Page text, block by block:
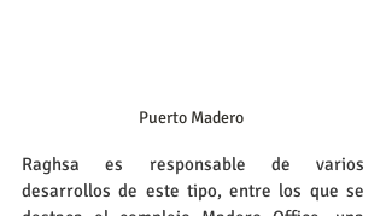
Puerto Madero
Raghsa es responsable de varios
desarrollos de este tipo, entre los que se